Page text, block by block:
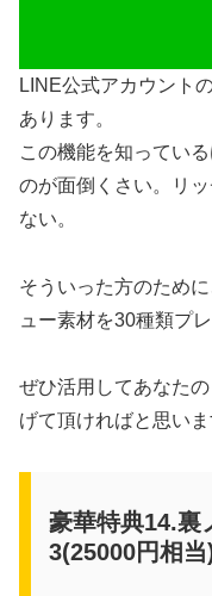
LINE公式アカウント
あります。
この機能を知ってい
のが面倒くさい。リ
ない。
そういった方のため
ュー素材を30種類プ
ぜひ活用してあなた
げて頂ければと思いま
豪華特典14.裏
3(25000円相当